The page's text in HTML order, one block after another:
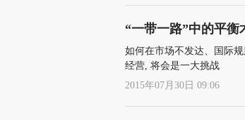
“一带一路”中的平衡
如何在市场不发达、国际
经营, 将会是一大挑战
2015年07月30日 09:06